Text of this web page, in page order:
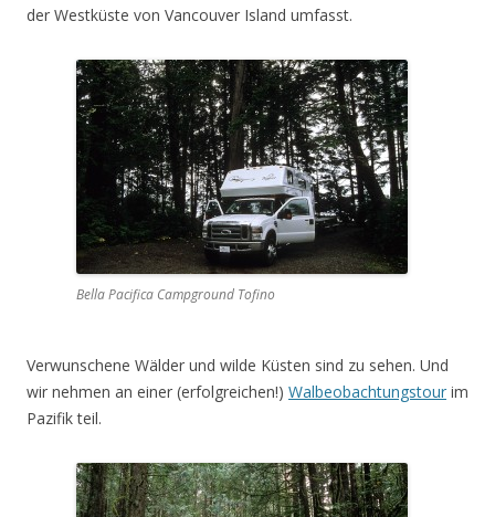
der Westküste von Vancouver Island umfasst.
Bella Pacifica Campground Tofino
Verwunschene Wälder und wilde Küsten sind zu sehen. Und
wir nehmen an einer (erfolgreichen!) Walbeobachtungstour im
Pazifik teil.